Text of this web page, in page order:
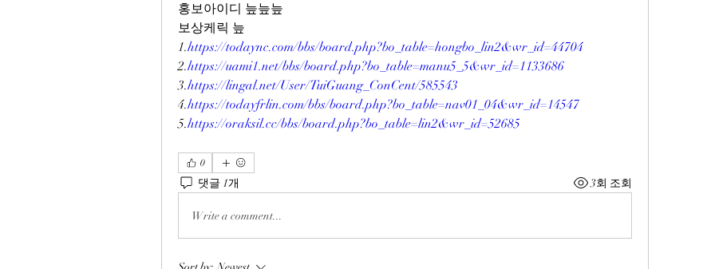
홍보아이디 늪늪늪
보상케릭 늪
1.https://todaync.com/bbs/board.php?bo_table=hongbo_lin2&wr_id=44704
2.https://uami1.net/bbs/board.php?bo_table=manu5_5&wr_id=1133686
3.https://lingal.net/User/TuiGuang_ConCent/585543
4.https://todayfrlin.com/bbs/board.php?bo_table=nav01_04&wr_id=14547
5.https://oraksil.cc/bbs/board.php?bo_table=lin2&wr_id=52685
0
댓글 1개 3회 조회
Write a comment...